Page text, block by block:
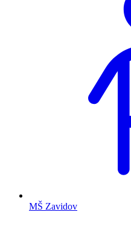
MŠ Zavidov